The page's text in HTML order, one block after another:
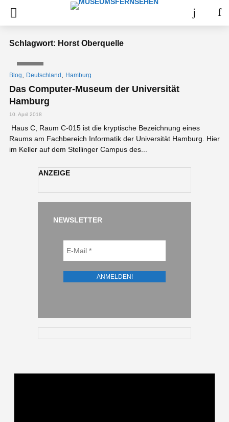
Schlagwort: Horst Oberquelle
Blog Deutschland Hamburg
Das Computer-Museum der Universität
Hamburg
10. April 2018
Haus C, Raum C-015 ist die kryptische Bezeichnung eines
Raums am Fachbereich Informatik der Universität Hamburg. Hier
im Keller auf dem Stellinger Campus des...
ANZEIGE
NEWSLETTER